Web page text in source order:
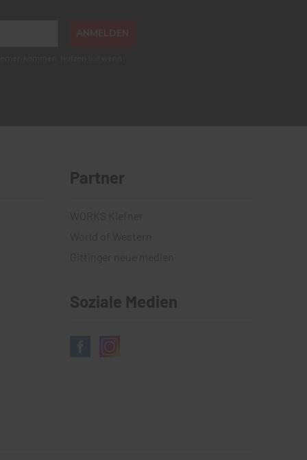
Partner
World of Western
Gittinger neue medien
Soziale Medien